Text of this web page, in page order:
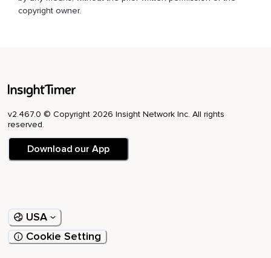
Le dos de votre main.
Détendez votre jambe droite.
De la hanche à vos orteils.
Le dessus de votre pied droit.
Votre genou.
Votre cuisse droite.
copyright owner.
v2.467.0 © Copyright 2026 Insight Network Inc. All rights
reserved.
Download our App
USA
Cookie Setting